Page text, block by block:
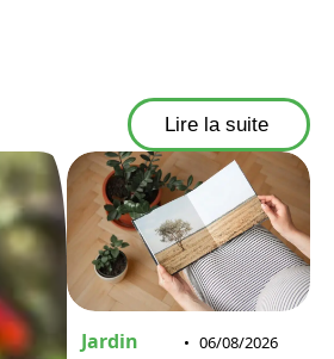
Lire la suite
Jardin 06/08/2026